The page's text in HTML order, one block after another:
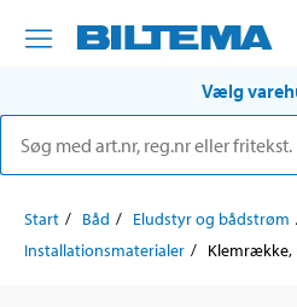
Vælg
Start Båd Eludstyr og bådstrøm
Installationsmaterialer
Klemrække,